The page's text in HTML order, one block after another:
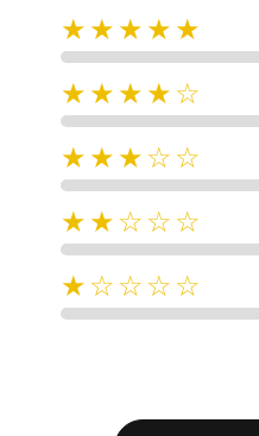
★★★★★
★★★★☆
★★★☆☆
★★☆☆☆
★☆☆☆☆